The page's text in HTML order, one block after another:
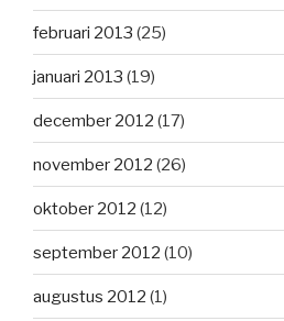
februari 2013 (25)
januari 2013 (19)
december 2012 (17)
november 2012 (26)
oktober 2012 (12)
september 2012 (10)
augustus 2012 (1)